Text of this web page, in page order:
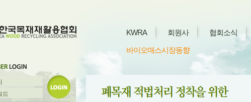
KWRA 회원사 협회소식
바이오매스시장동향